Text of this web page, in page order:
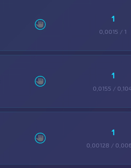
1
0,0015 / 1
1
0,0155 /
1
0,00128 /